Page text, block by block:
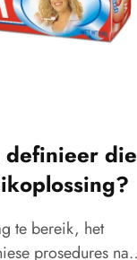
die
te bereik, het
prosedures na